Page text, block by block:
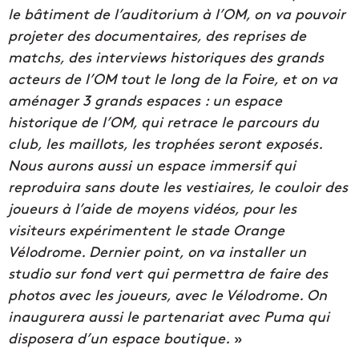
le bâtiment de l’auditorium à l’OM, on va pouvoir
projeter des documentaires, des reprises de
matchs, des interviews historiques des grands
acteurs de l’OM tout le long de la Foire, et on va
aménager 3 grands espaces : un espace
historique de l’OM, qui retrace le parcours du
club, les maillots, les trophées seront exposés.
Nous aurons aussi un espace immersif qui
reproduira sans doute les vestiaires, le couloir des
joueurs à l’aide de moyens vidéos, pour les
visiteurs expérimentent le stade Orange
Vélodrome. Dernier point, on va installer un
studio sur fond vert qui permettra de faire des
photos avec les joueurs, avec le Vélodrome. On
inaugurera aussi le partenariat avec Puma qui
disposera d’un espace boutique. »